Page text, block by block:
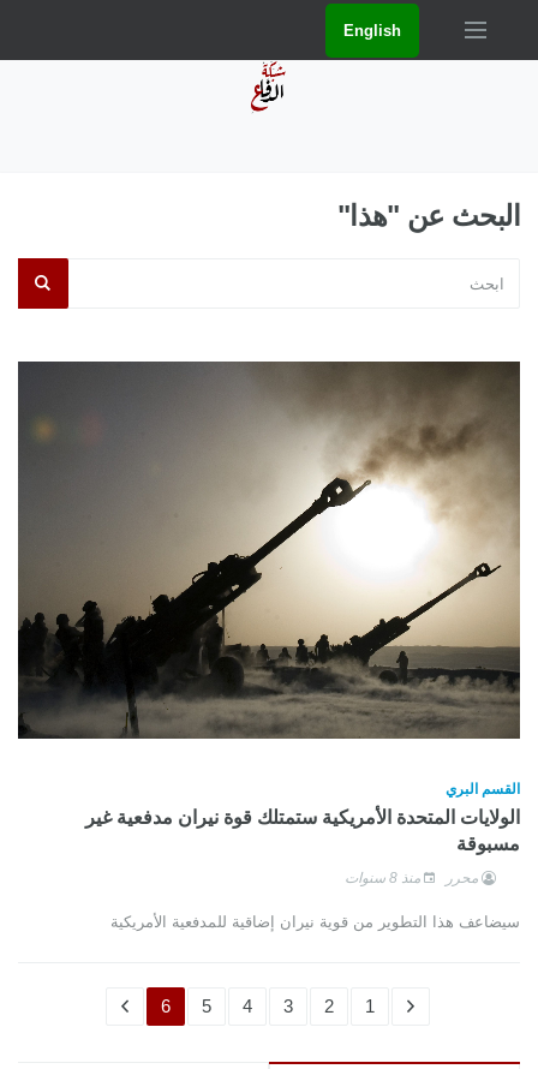
English
البحث عن "هذا"
القسم البري
الولايات المتحدة الأمريكية ستمتلك قوة نيران مدفعية غير
مسبوقة
محرر منذ 8 سنوات
سيضاعف هذا التطوير من قوية نيران إضاقية للمدفعية الأمريكية
1
2
3
4
5
6